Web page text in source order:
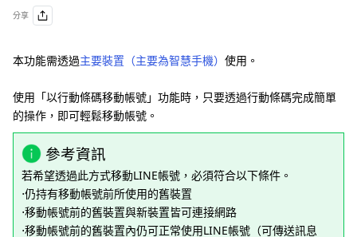
分享
本功能需透過主要裝置（主要為智慧手機） 使用。
使用「以行動條碼移動帳號」功能時，只要透過行動條碼完成簡單
的操作，即可輕鬆移動帳號。
參考資訊
若希望透過此方式移動LINE帳號，必須符合以下條件。
⋅仍持有移動帳號前所使用的舊裝置
⋅移動帳號前的舊裝置與新裝置皆可連接網路
⋅移動帳號前的舊裝置內仍可正常使用LINE帳號（可傳送訊息